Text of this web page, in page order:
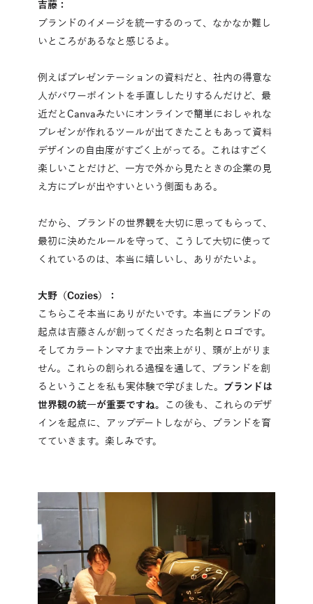
吉藤：
ブランドのイメージを統一するのって、なかなか難し
いところがあるなと感じるよ。
例えばプレゼンテーションの資料だと、社内の得意な
人がパワーポイントを手直ししたりするんだけど、最
近だとCanvaみたいにオンラインで簡単におしゃれな
プレゼンが作れるツールが出てきたこともあって資料
デザインの自由度がすごく上がってる。これはすごく
楽しいことだけど、一方で外から見たときの企業の見
え方にブレが出やすいという側面もある。
だから、ブランドの世界観を大切に思ってもらって、
最初に決めたルールを守って、こうして大切に使って
くれているのは、本当に嬉しいし、ありがたいよ。
大野（Cozies）：
こちらこそ本当にありがたいです。本当にブランドの
起点は吉藤さんが創ってくださった名刺とロゴです。
そしてカラートンマナまで出来上がり、頭が上がりま
せん。これらの創られる過程を通して、ブランドを創
るということを私も実体験で学びました。 ブランドは
世界観の統一が重要ですね。
この後も、これらのデザ
インを起点に、アップデートしながら、ブランドを育
てていきます。楽しみです。